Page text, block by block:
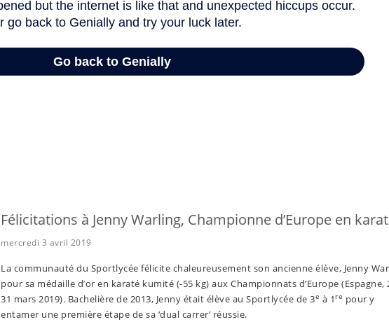
Félicitations à Jenny Warling, Championne d’Europe en
mercredi 3 avril 2019
La communauté du Sportlycée félicite chaleureusement son ancienne élève, Jenny
pour sa médaille d’or en karaté kumité (-55 kg) aux Championnats d’Europe (Espagne,
31 mars 2019). Bachelière de 2013, Jenny était élève au Sportlycée de 3e à 1re pour y
entamer une première étape de sa ‘dual carrer’ réussie.